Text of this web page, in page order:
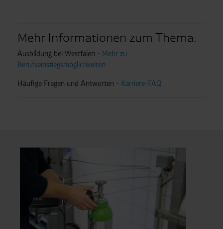
Mehr Informationen zum Thema.
Ausbildung bei Westfalen - Mehr zu
Berufseinstiegsmöglichkeiten
Häufige Fragen und Antworten - Karriere-FAQ